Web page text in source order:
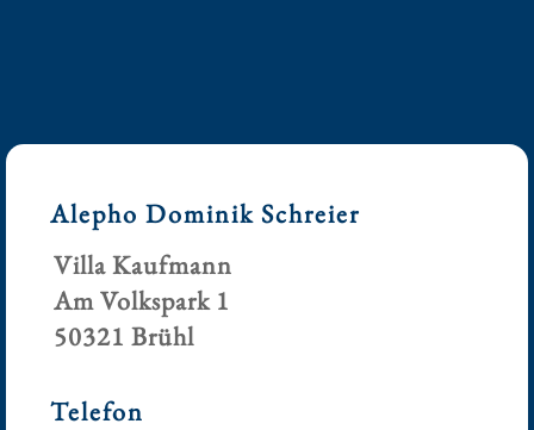
Alepho Dominik Schreier
Villa Kaufmann
Am Volkspark 1
50321 Brühl
Telefon